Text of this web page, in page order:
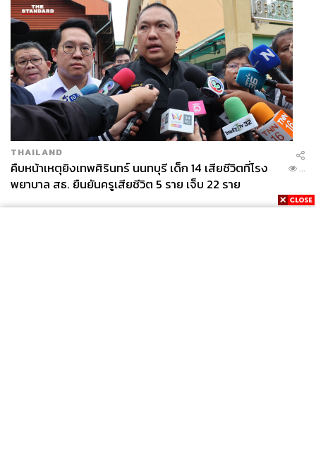
THAILAND
คืบหน้าเหตุยิงเทพศิรินทร์ นนทบุรี เด็ก 14 เสียชีวิตที่โรง
พยาบาล สธ. ยืนยันครูเสียชีวิต 5 ราย เจ็บ 22 ราย
...